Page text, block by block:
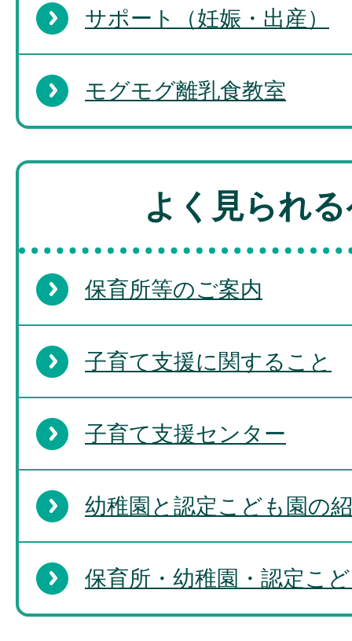
サポート（妊娠・出産）
モグモグ離乳食教室
よく見られ
保育所等のご案内
子育て支援に関すること
子育て支援センター
幼稚園と認定こども園の
保育所・幼稚園・認定こ